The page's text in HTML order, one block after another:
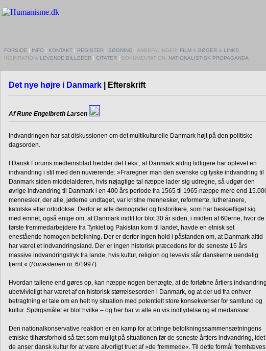
FORSIDE | INFO | KONTAKT | REGISTER | SØGNING | ANBEFALINGER: FILM & BØGER & LINKS
INSPIRATION: LEVENDE BILLEDER | CITATER | DOKUMENTATION: NATIONALISTISK PROPAGANDA
Det nye højre i Danmark | Efterskrift
Af Rune Engelbreth Larsen
Indvandringen har sat diskussionen om det multikulturelle Danmark højt på den politiske
dagsorden.
I Dansk Forums medlemsblad hedder det f.eks., at Danmark aldrig tidligere har oplevet en
indvandring i stil med den nuværende: »Fraregner man den svenske og tyske indvandring til
Danmark siden middelalderen, hvis nøjagtige tal næppe lader sig udregne, så udgør den
øvrige indvandring til Danmark i en 400 års periode fra 1565 til 1965 næppe mere end
mennesker, der alle, jøderne undtaget, var kristne mennesker, reformerte, lutheranere,
katolske eller ortodokse. Derfor er alle demografer og historikere, som har beskæftiget sig
med emnet, også enige om, at Danmark indtil for blot 30 år siden, i midten af 60erne, hvor de
første fremmedarbejdere fra Tyrkiet og Pakistan kom til landet, havde en etnisk set
enestående homogen befolkning. Der er derfor ingen hold i påstanden om, at Danmark altid
har været et indvandringsland. Der er ingen historisk præcedens for de seneste 15 års
massive indvandringstryk fra lande, hvis kultur, religion og levevis står danskerne uendelig
fjernt.« (Runestenen nr. 6/1997).
Hvordan tallene end gøres op, kan næppe nogen benægte, at de forløbne årtiers indvandring
ubetvivleligt har været af en historisk størrelsesorden i Danmark, og at der ud fra enhver
betragtning er tale om en helt ny situation med potentielt store konsekvenser for samfund og
kultur. Spørgsmålet er blot hvilke – og her har vi alle en vis indflydelse og et medansvar.
Den nationalkonservative reaktion er en kamp for at bringe befolkningssammensætningens
etniske tilhørsforhold så tæt som muligt på situationen før de seneste årtiers indvandring, idet
de anser dansk kultur for at være alvorligt truet af »de fremmede«. Til dette formål fremhæves